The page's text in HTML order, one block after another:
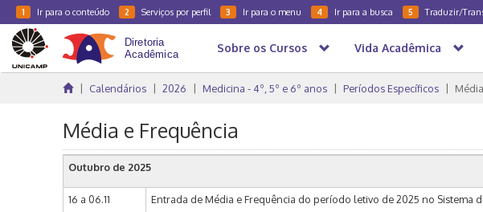
1 Ir para o conteúdo 2 Serviços por perfil 3 Ir para o menu 4 Ir para a busca 5 Traduzir/
Sobre os Cursos Vida Acadêmica
Calendários 2026 Medicina - 4º, 5º e 6º anos Períodos Específicos
Média e Frequência
Outubro de 2025
16 a 06.11 Entrada de Média e Frequência do período letivo de 2025 no Sistema